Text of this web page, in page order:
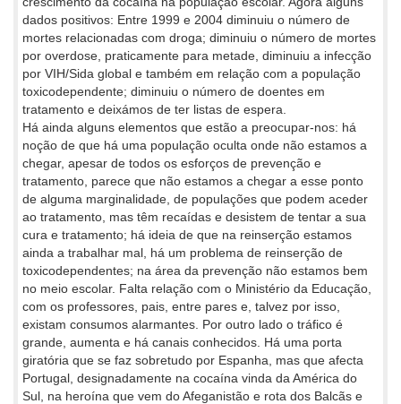
dados positivos: Entre 1999 e 2004 diminuiu o número de
mortes relacionadas com droga; diminuiu o número de mortes
por overdose, praticamente para metade, diminuiu a infecção
por VIH/Sida global e também em relação com a população
toxicodependente; diminuiu o número de doentes em
tratamento e deixámos de ter listas de espera.
Há ainda alguns elementos que estão a preocupar-nos: há
noção de que há uma população oculta onde não estamos a
chegar, apesar de todos os esforços de prevenção e
tratamento, parece que não estamos a chegar a esse ponto
de alguma marginalidade, de populações que podem aceder
ao tratamento, mas têm recaídas e desistem de tentar a sua
cura e tratamento; há ideia de que na reinserção estamos
ainda a trabalhar mal, há um problema de reinserção de
toxicodependentes; na área da prevenção não estamos bem
no meio escolar. Falta relação com o Ministério da Educação,
com os professores, pais, entre pares e, talvez por isso,
existam consumos alarmantes. Por outro lado o tráfico é
grande, aumenta e há canais conhecidos. Há uma porta
giratória que se faz sobretudo por Espanha, mas que afecta
Portugal, designadamente na cocaína vinda da América do
Sul, na heroína que vem do Afeganistão e rota dos Balcãs e